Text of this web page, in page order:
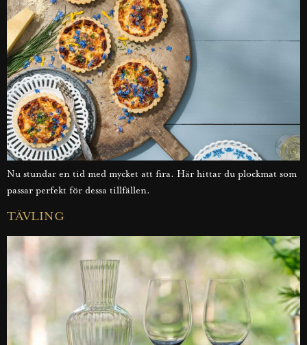
Nu stundar en tid med mycket att fira. Här hittar du plockmat som
passar perfekt för dessa tillfällen.
TÄVLING